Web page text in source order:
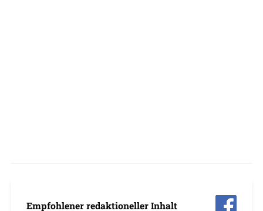
Empfohlener redaktioneller Inhalt